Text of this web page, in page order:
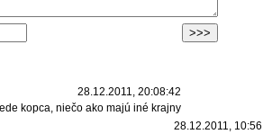
28.12.2011, 20:08:42
kopca, niečo ako majú iné krajny
28.12.2011,